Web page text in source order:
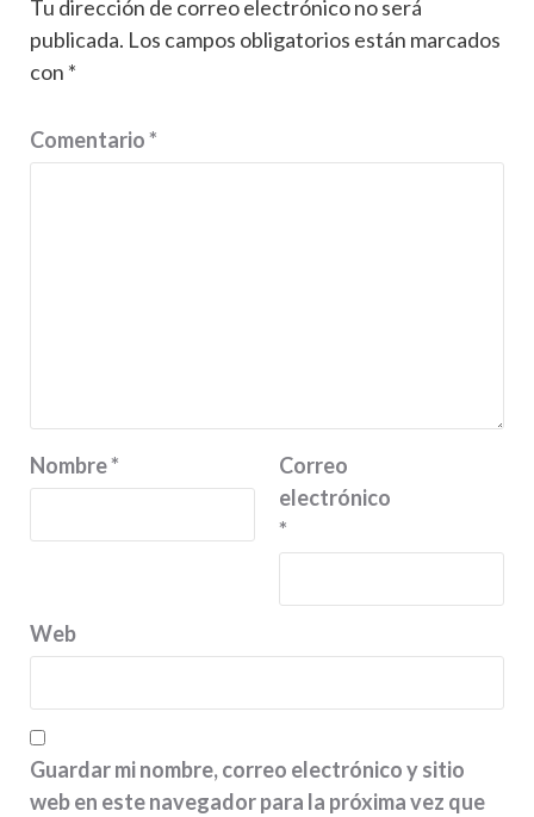
Tu dirección de correo electrónico no será
publicada. Los campos obligatorios están marcados
con *
Comentario*
Nombre*
Correo
electrónico
*
Web
Guardar mi nombre, correo electrónico y sitio
web en este navegador para la próxima vez que